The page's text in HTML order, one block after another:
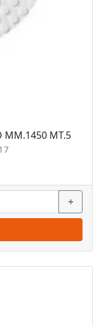
MM.1450 MT.5
+